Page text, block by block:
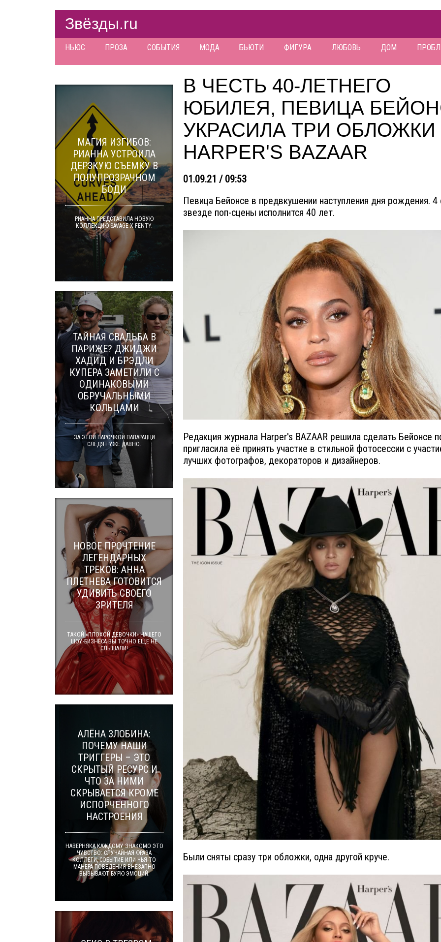
Звёзды.ru
НЬЮС ПРОЗА СОБЫТИЯ МОДА БЬЮТИ ФИГУРА ЛЮБОВЬ ДОМ
В ЧЕСТЬ 40-ЛЕТНЕГО
ЮБИЛЕЯ, ПЕВИЦА
УКРАСИЛА ТРИ ОБЛОЖКИ
HARPER'S BAZAAR
01.09.21 / 09:53
Певица Бейонсе в предвкушении наступления дня рождения. 4
звезде поп-сцены исполнится 40 лет.
Редакция журнала Harper's BAZAAR решила сделать Бейонсе
пригласила её принять участие в стильной фотосессии с
лучших фотографов, декораторов и дизайнеров.
Были сняты сразу три обложки, одна другой круче.
МАГИЯ ИЗГИБОВ:
РИАННА УСТРОИЛА
ДЕРЗКУЮ СЪЕМКУ В
ПОЛУПРОЗРАЧНОМ
БОДИ
РИАННА ПРЕДСТАВИЛА НОВУЮ
КОЛЛЕКЦИЮ SAVAGE X FENTY.
ТАЙНАЯ СВАДЬБА В
ПАРИЖЕ? ДЖИДЖИ
ХАДИД И БРЭДЛИ
КУПЕРА ЗАМЕТИЛИ С
ОДИНАКОВЫМИ
ОБРУЧАЛЬНЫМИ
КОЛЬЦАМИ
ЗА ЭТОЙ ПАРОЧКОЙ ПАПАРАЦЦИ
СЛЕДЯТ УЖЕ ДАВНО.
НОВОЕ ПРОЧТЕНИЕ
ЛЕГЕНДАРНЫХ
ТРЕКОВ: АННА
ПЛЕТНЕВА ГОТОВИТСЯ
УДИВИТЬ СВОЕГО
ЗРИТЕЛЯ
ТАКОЙ «ПЛОХОЙ ДЕВОЧКИ» НАШЕГО
ШОУ-БИЗНЕСА ВЫ ТОЧНО ЕЩЕ НЕ
СЛЫШАЛИ!
АЛЁНА ЗЛОБИНА:
ПОЧЕМУ НАШИ
ТРИГГЕРЫ – ЭТО
СКРЫТЫЙ РЕСУРС И
ЧТО ЗА НИМИ
СКРЫВАЕТСЯ КРОМЕ
ИСПОРЧЕННОГО
НАСТРОЕНИЯ
НАВЕРНЯКА КАЖДОМУ ЗНАКОМО ЭТО
ЧУВСТВО: СЛУЧАЙНАЯ ФРАЗА
КОЛЛЕГИ, СОБЫТИЕ ИЛИ ЧЬЯ-ТО
МАНЕРА ПОВЕДЕНИЯ ВНЕЗАПНО
ВЫЗЫВАЮТ БУРЮ ЭМОЦИЙ.